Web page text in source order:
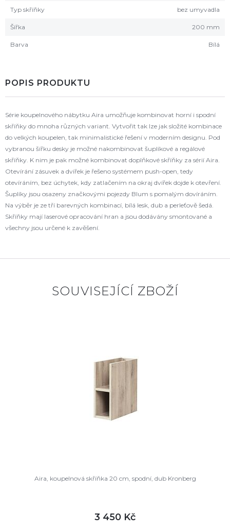
Typ skříňky bez umyvadla
Šířka 200 mm
Barva Bílá
POPIS PRODUKTU
Série koupelnového nábytku Aira umožňuje kombinovat horní i spodní
skříňky do mnoha různých variant. Vytvořit tak lze jak složité kombinace
do velkých koupelen, tak minimalistické řešení v moderním designu. Pod
vybranou šířku desky je možné nakombinovat šuplíkové a regálové
skříňky. K nim je pak možné kombinovat doplňkové skříňky za sérií Aira.
Otevírání zásuvek a dvířek je řešeno systémem push-open, tedy
otevíráním, bez úchytek, kdy zatlačením na okraj dvířek dojde k otevření.
Šuplíky jsou osazeny značkovými pojezdy Blum s pomalým dovíráním.
Na výběr je ze tří barevných kombinací, bílá lesk, dub a perleťově šedá.
Skříňky mají laserové opracování hran a jsou dodávány smontované a
všechny jsou určené k zavěšení.
SOUVISEJÍCÍ ZBOŽÍ
Aira, koupelnová skříňka 20 cm, spodní, dub Kronberg
3 450 Kč